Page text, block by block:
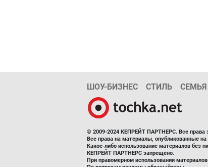
ШОУ-БИЗНЕС СТИЛЬ СЕМЬЯ
© 2009-2024 КЕПРЕЙТ ПАРТНЕРС. Все
Все права на материалы, опубликованные
Какое-либо использование материалов без
КЕПРЕЙТ ПАРТНЕРС запрещено.
При правомерном использовании